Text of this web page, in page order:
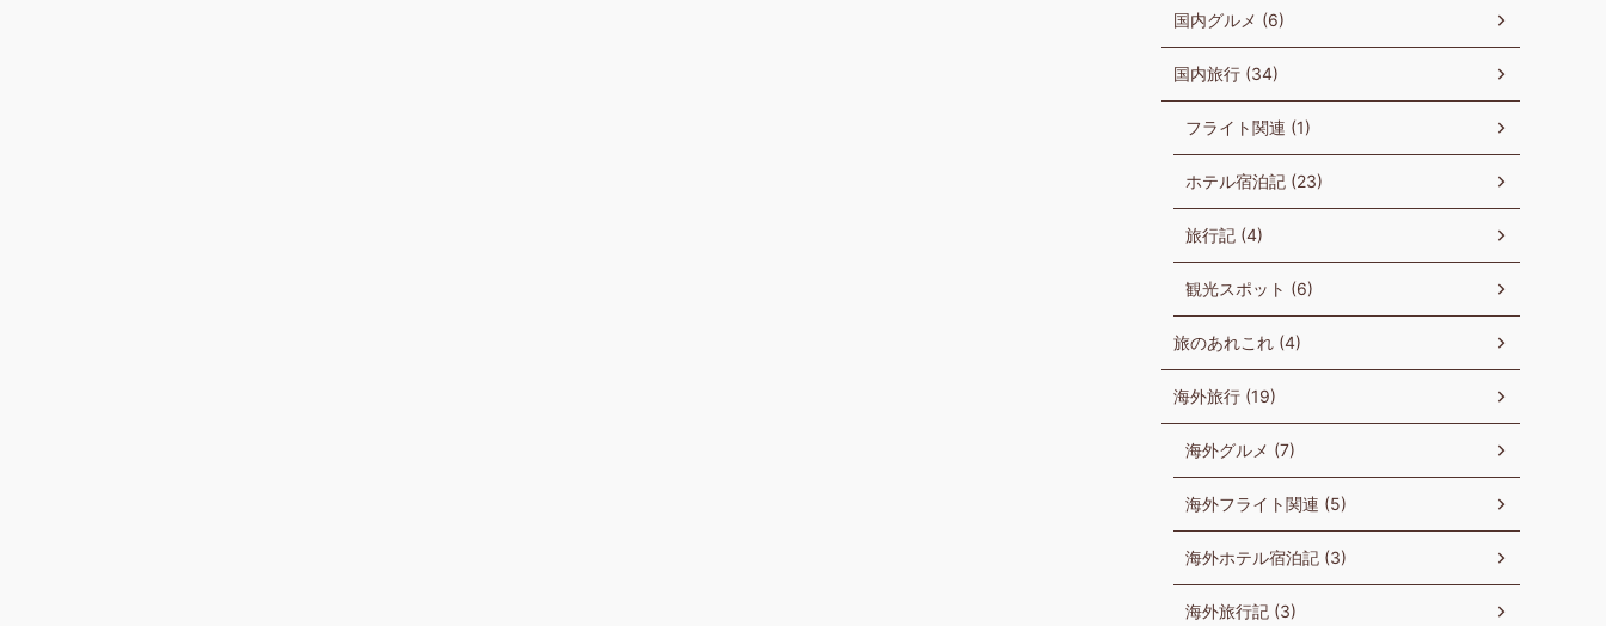
国内グルメ (6)
国内旅行 (34)
フライト関連 (1)
ホテル宿泊記 (23)
旅行記 (4)
観光スポット (6)
旅のあれこれ (4)
海外旅行 (19)
海外グルメ (7)
海外フライト関連 (5)
海外ホテル宿泊記 (3)
海外旅行記 (3)